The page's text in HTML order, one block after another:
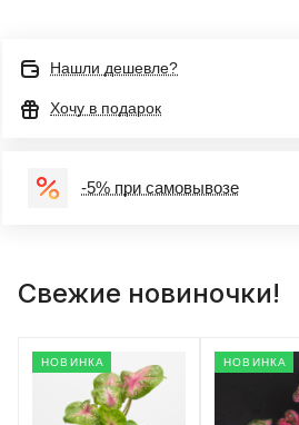
Нашли дешевле?
Хочу в подарок
-5% при самовывозе
Свежие новиночки!
НОВИНКА НОВИНКА